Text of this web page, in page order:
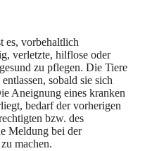
es, vorbehaltlich
verletzte, hilflose oder
zu pflegen. Die Tiere
sobald sie sich
Aneignung eines kranken
bedarf der vorherigen
bzw. des
Meldung bei der
machen.